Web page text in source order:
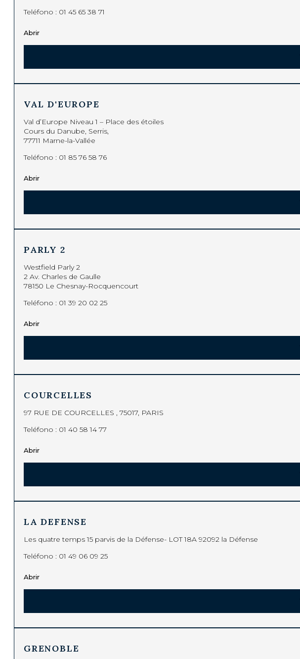
Teléfono : 01 45 65 38 71
Abrir
VAL D'EUROPE
Val d’Europe Niveau 1 – Place des étoiles
Cours du Danube, Serris,
77711 Marne-la-Vallée
Teléfono : 01 85 76 58 76
Abrir
PARLY 2
Westfield Parly 2
2 Av. Charles de Gaulle
78150 Le Chesnay-Rocquencourt
Teléfono : 01 39 20 02 25
Abrir
COURCELLES
97 RUE DE COURCELLES , 75017, PARIS
Teléfono : 01 40 58 14 77
Abrir
LA DEFENSE
Les quatre temps 15 parvis de la Défense- LOT 18A 92092 la Défense
Teléfono : 01 49 06 09 25
Abrir
GRENOBLE